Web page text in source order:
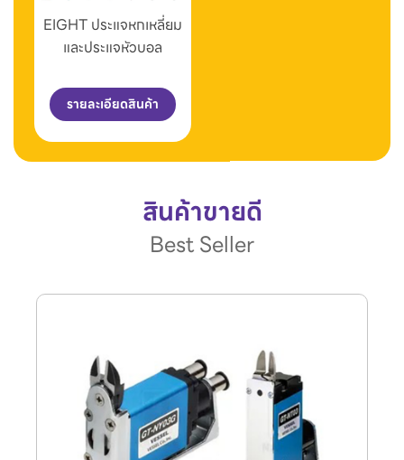
EIGHT ประแจหกเหลี่ยม
และประแจหัวบอล
รายละเอียดสินค้า
สินค้าขายดี
Best Seller